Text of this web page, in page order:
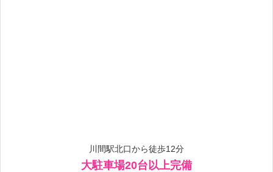
川間駅北口から徒歩12分
大駐車場20台以上完備